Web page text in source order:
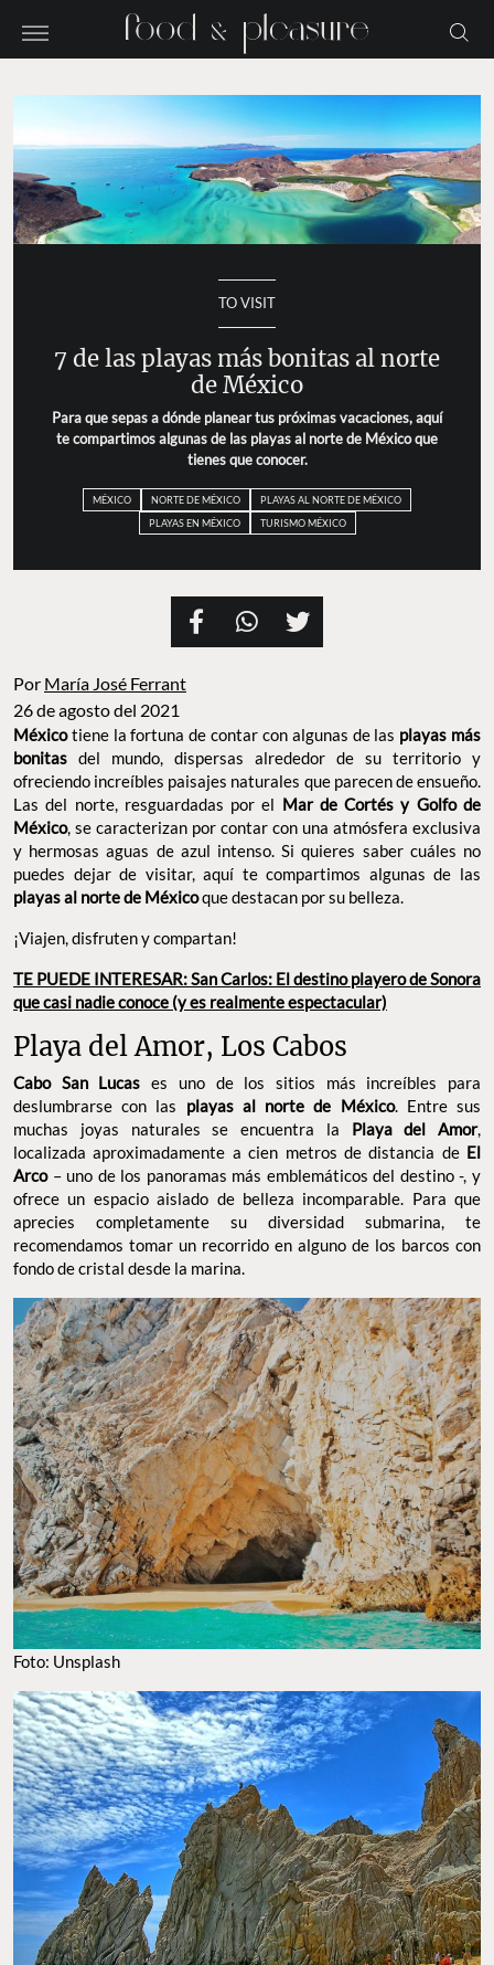
TO VISIT
7 de las playas más bonitas al norte
de México
Para que sepas a dónde planear tus próximas vacaciones, aquí
te compartimos algunas de las playas al norte de México que
tienes que conocer.
MÉXICO NORTE DE MÉXICO
PLAYAS AL NORTE DE MÉXICO
PLAYAS EN MÉXICO
TURISMO MÉXICO
Por María José Ferrant
26 de agosto del 2021
Méxicotiene la fortuna de contar con algunas de las playas más
bonitas del mundo, dispersas alrededor de su territorio y
ofreciendo increíbles paisajes naturales que parecen de ensueño.
Las del norte, resguardadas por el Mar de Cortés y Golfo de
México, se caracterizan por contar con una atmósfera exclusiva
y hermosas aguas de azul intenso. Si quieres saber cuáles no
puedes dejar de visitar, aquí te compartimos algunas de las
playas al norte de Méxicoque destacan por su belleza.
¡Viajen, disfruten y compartan!
TE PUEDE INTERESAR: San Carlos: El destino playero de Sonora
que casi nadie conoce (y es realmente espectacular)
Playa del Amor, Los Cabos
Cabo San Lucas es uno de los sitios más increíbles para
deslumbrarse con las playas al norte de México. Entre sus
muchas joyas naturales se encuentra la Playa del Amor,
localizada aproximadamente a cien metros de distancia de El
Arco– uno de los panoramas más emblemáticos del destino -, y
ofrece un espacio aislado de belleza incomparable. Para que
aprecies completamente su diversidad submarina, te
recomendamos tomar un recorrido en alguno de los barcos con
fondo de cristal desde la marina.
Foto: Unsplash